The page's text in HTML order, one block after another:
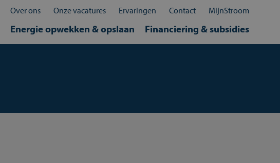
Sluit
Over ons Onze vacatures Ervaringen Contact MijnStroom
Energie opwekken & opslaan Financiering & subsidies